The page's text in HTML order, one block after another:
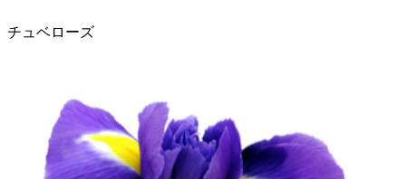
チュベローズ